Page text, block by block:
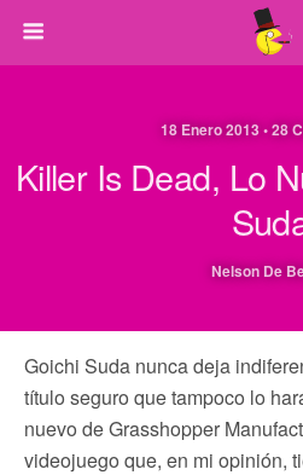
18 Enero 2013 • 28
Killer Is Dead, Lo
Nelson De
Goichi Suda nunca deja
título seguro que tampoco lo
nuevo de Grasshopper
videojuego que, en mi opinión,